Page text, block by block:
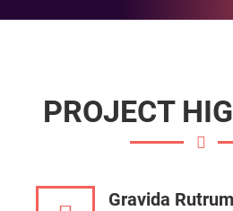
PROJECT
Gravida Rutrum